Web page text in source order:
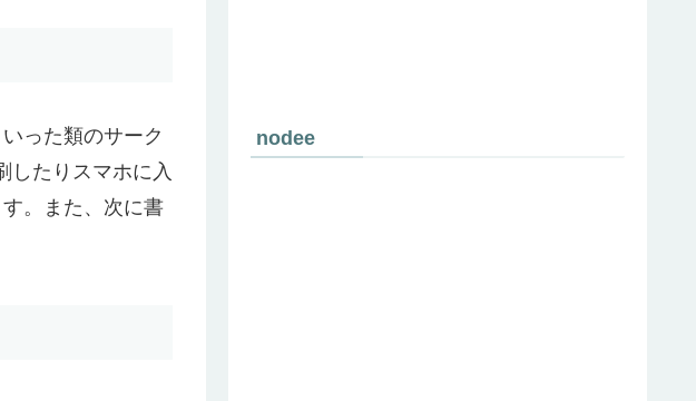
った類のサーク
したりスマホに入
。また、次に書
nodee